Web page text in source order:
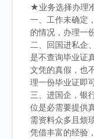
★业务选择办理
一、工作未确定
的情况，办理一
二、回国进私企
是不查询毕业证
文凭的真假，也
理一份毕业证即
三、进国企，银
位是必需要提供
需资料众多且烦
凭借丰富的经验